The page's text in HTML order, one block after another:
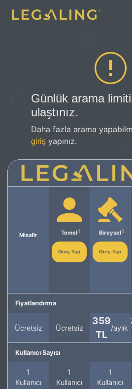
Günlük arama
ulaştınız.
Daha fazla arama
giriş yapınız.
Misafir Temel
Giriş Yap
Bireysel
Giriş Yap
Fiyatlandırma
Ücretsiz Ücretsiz
359
TL
/aylık
Kullanıcı Sayısı
1
Kullanıcı
1
Kullanıcı
1
Kullanıcı